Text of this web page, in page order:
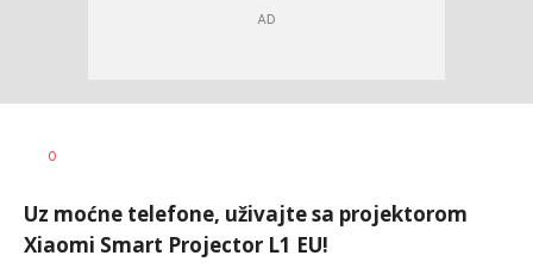
AUTOR
0
Uz moćne telefone, uživajte sa projektorom
Xiaomi Smart Projector L1 EU!